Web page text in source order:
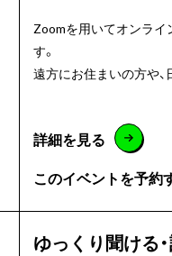
Zoomを用いてオンラ
す。
遠方にお住まいの方や
詳細を見る
このイベントを予約
ゆっくり聞ける